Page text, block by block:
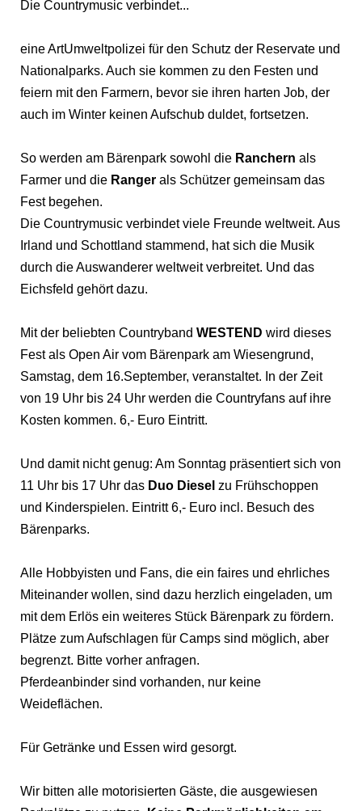
Die Countrymusic verbindet...
eine ArtUmweltpolizei für den Schutz der Reservate und
Nationalparks. Auch sie kommen zu den Festen und
feiern mit den Farmern, bevor sie ihren harten Job, der
auch im Winter keinen Aufschub duldet, fortsetzen.
So werden am Bärenpark sowohl die Ranchern als
Farmer und die Ranger als Schützer gemeinsam das
Fest begehen.
Die Countrymusic verbindet viele Freunde weltweit. Aus
Irland und Schottland stammend, hat sich die Musik
durch die Auswanderer weltweit verbreitet. Und das
Eichsfeld gehört dazu.
Mit der beliebten Countryband WESTEND wird dieses
Fest als Open Air vom Bärenpark am Wiesengrund,
Samstag, dem 16.September, veranstaltet. In der Zeit
von 19 Uhr bis 24 Uhr werden die Countryfans auf ihre
Kosten kommen. 6,- Euro Eintritt.
Und damit nicht genug: Am Sonntag präsentiert sich von
11 Uhr bis 17 Uhr das Duo Diesel zu Frühschoppen
und Kinderspielen. Eintritt 6,- Euro incl. Besuch des
Bärenparks.
Alle Hobbyisten und Fans, die ein faires und ehrliches
Miteinander wollen, sind dazu herzlich eingeladen, um
mit dem Erlös ein weiteres Stück Bärenpark zu fördern.
Plätze zum Aufschlagen für Camps sind möglich, aber
begrenzt. Bitte vorher anfragen.
Pferdeanbinder sind vorhanden, nur keine
Weideflächen.
Für Getränke und Essen wird gesorgt.
Wir bitten alle motorisierten Gäste, die ausgewiesen